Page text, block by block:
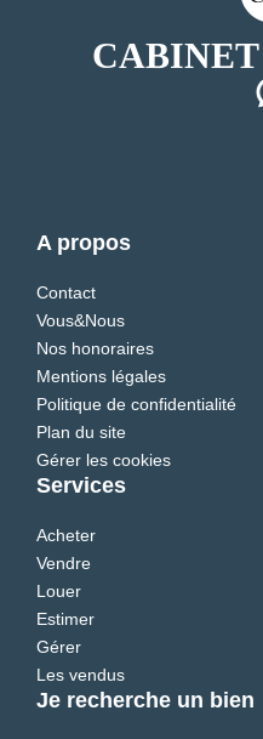
A propos
Contact
Vous&Nous
Nos honoraires
Mentions légales
Politique de confidentialité
Plan du site
Gérer les cookies
Services
Acheter
Vendre
Louer
Estimer
Gérer
Les vendus
Je recherche un bien